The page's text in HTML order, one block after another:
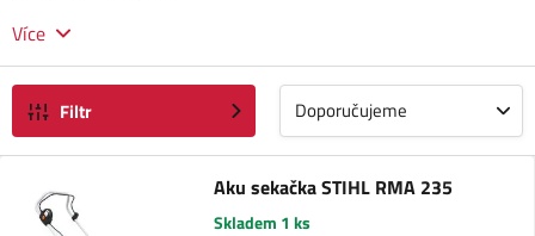
Více
Filtr Doporučujeme
Aku sekačka STIHL RMA 235
Skladem 1 ks